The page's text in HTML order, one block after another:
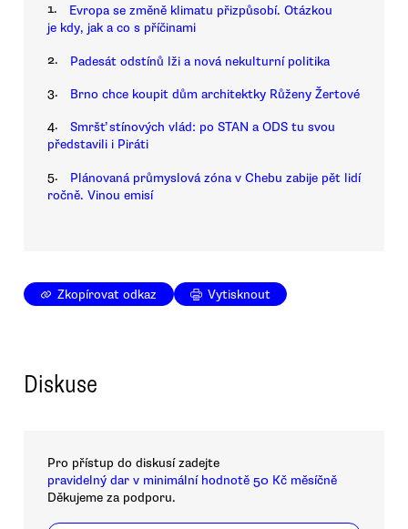
1.
Evropa se změně klimatu přizpůsobí. Otázkou
je kdy, jak a co s příčinami
2. Padesát odstínů lži a nová nekulturní politika
3. Brno chce koupit dům architektky Růženy Žertové
4.
Smršť stínových vlád: po STAN a ODS tu svou
představili i Piráti
5.
Plánovaná průmyslová zóna v Chebu zabije pět lidí
ročně. Vinou emisí
Zkopírovat odkaz Vytisknout
Diskuse
Pro přístup do diskusí zadejte
pravidelný dar v minimální hodnotě 50 Kč měsíčně
Děkujeme za podporu.